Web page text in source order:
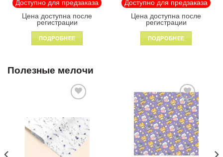
Доступно для предзаказа
Цена доступна после
регистрации
ПОДРОБНЕЕ
Доступно для предзаказа
Цена доступна после
регистрации
ПОДРОБНЕЕ
Полезные мелочи
желаний
Добавить
в список
желаний